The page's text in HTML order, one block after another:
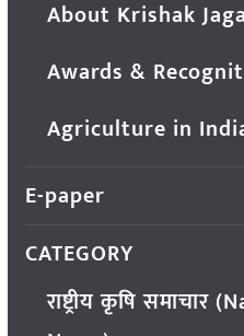
About Krishak
Awards &
Agriculture in
E-paper
CATEGORY
राष्ट्रीय कृषि